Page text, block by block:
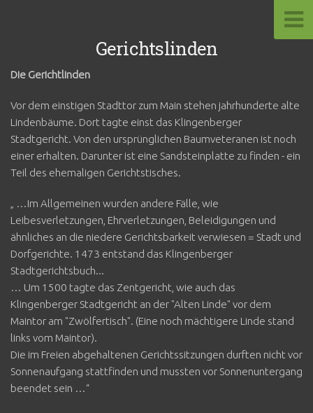
Gerichtslinden
Die Gerichtlinden
Vor dem einstigen Stadttor zum Main stehen jahrhunderte alte
Lindenbäume. Dort tagte einst das Klingenberger
Stadtgericht. Von den ursprünglichen Baumveteranen ist noch
einer erhalten. Darunter ist eine Sandsteinplatte zu finden - ein
Teil des ehemaligen Gerichtstisches.
„ …Im Allgemeinen wurden andere Fälle, wie
Leibesverletzungen, Ehrverletzungen, Beleidigungen und
ähnliches an die niedere Gerichtsbarkeit verwiesen = Stadt und
Dorfgerichte. 1473 entstand das Klingenberger
Stadtgerichtsbuch...
… Um 1500 tagte das Zentgericht, wie auch das
Klingenberger Stadtgericht an der "Alten Linde" vor dem
Maintor am "Zwölfertisch". (Eine noch mächtigere Linde stand
links vom Maintor).
Die im Freien abgehaltenen Gerichtssitzungen durften nicht vor
Sonnenaufgang stattfinden und mussten vor Sonnenuntergang
beendet sein …“